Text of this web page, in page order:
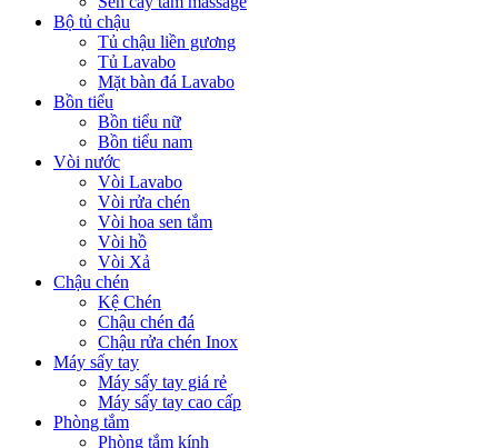
Bộ tủ chậu
Tủ chậu liền gương
Tủ Lavabo
Mặt bàn đá Lavabo
Bồn tiểu
Bồn tiểu nữ
Bồn tiểu nam
Vòi nước
Vòi Lavabo
Vòi rửa chén
Vòi hoa sen tắm
Vòi hồ
Vòi Xả
Chậu chén
Kệ Chén
Chậu chén đá
Chậu rửa chén Inox
Máy sấy tay
Máy sấy tay giá rẻ
Máy sấy tay cao cấp
Phòng tắm
Phòng tắm kính